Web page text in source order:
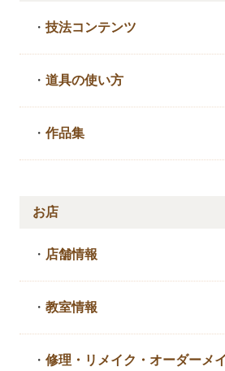
・技法コンテンツ
・道具の使い方
・作品集
お店
・ 店舗情報
・教室情報
・修理・リメイク・ オーダーメ